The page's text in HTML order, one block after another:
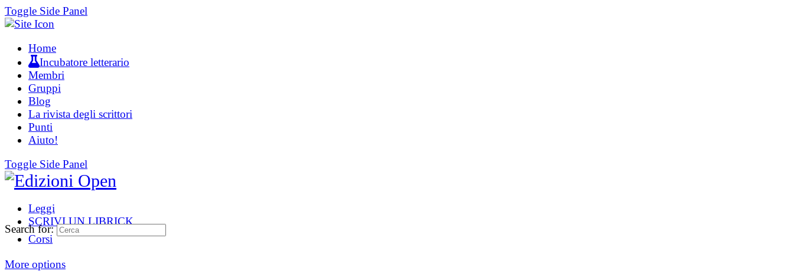
Toggle Side Panel
Home
Incubatore letterario
Membri
Gruppi
Blog
La rivista degli scrittori
Punti
Aiuto!
Toggle Side Panel
Leggi
SCRIVI UN LIBRICK
Corsi
More options
Search for: